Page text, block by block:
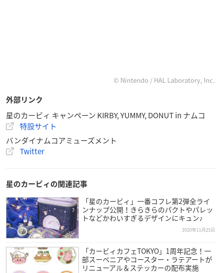
© Nintendo / HAL Laboratory, Inc.
外部リンク
星のカービィ キャンペーン KIRBY, YUMMY, DONUT in ナムコ
特設サイト
バンダイナムコアミューズメント
Twitter
星のカービィの関連記事
「星のカービィ」一番コフレ第2弾全ライ
ンナップ公開！きらきらのパクトやパレッ
トなどかわいすぎるデザインにキュン♪
2020年11月25日
「カービィカフェTOKYO」1周年記念！一
部スーベニアやコースター・ラテアートが
リニューアル＆ステッカーの配布実施